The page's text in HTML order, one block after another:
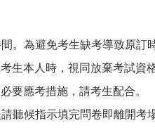
。為避免考生缺考導致原訂
生本人時，視同放棄考試資
要應考措施，請考生配合。
聽候指示填完問卷即離開考